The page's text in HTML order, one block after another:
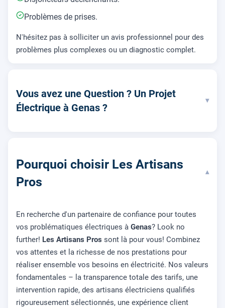
Problèmes de prises.
N'hésitez pas à solliciter un avis professionnel pour des
problèmes plus complexes ou un diagnostic complet.
Vous avez une Question ? Un Projet
Électrique à Genas ?
▾
Pourquoi choisir Les Artisans
Pros
▾
En recherche d'un partenaire de confiance pour toutes
vos problématiques électriques à Genas? Look no
further! Les Artisans Pros sont là pour vous! Combinez
vos attentes et la richesse de nos prestations pour
réaliser ensemble vos besoins en électricité. Nos valeurs
fondamentales – la transparence totale des tarifs, une
intervention rapide, des artisans électriciens qualifiés
rigoureusement sélectionnés, une expérience client